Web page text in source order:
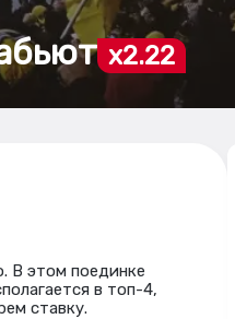
x2.22
В этом поединке
в топ-4,
ставку.